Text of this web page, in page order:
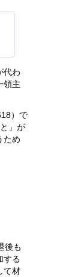
代わ
領主
）で
」が
ため
後も
する
て材